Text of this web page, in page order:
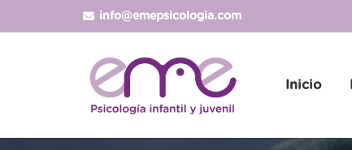
info@emepsicologia.com
Inicio